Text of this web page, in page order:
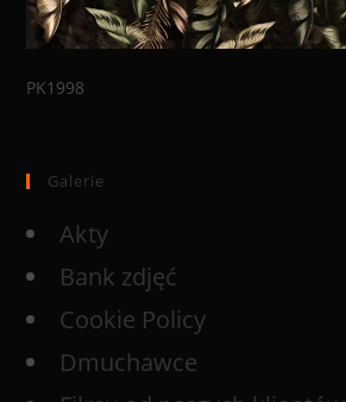
PK1998
Galerie
Akty
Bank zdjęć
Cookie Policy
Dmuchawce